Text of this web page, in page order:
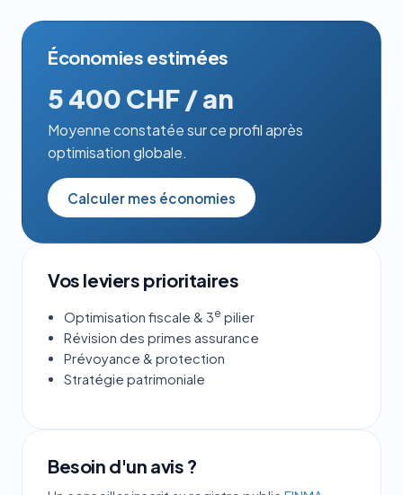
Économies estimées
5 400 CHF / an
Moyenne constatée sur ce profil après
optimisation globale.
Calculer mes économies
Vos leviers prioritaires
Optimisation fiscale & 3e pilier
Révision des primes assurance
Prévoyance & protection
Stratégie patrimoniale
Besoin d'un avis ?